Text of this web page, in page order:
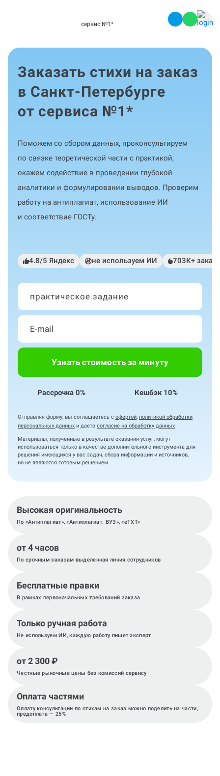
сервис №1 *
Заказать стихи на заказ
в Санкт-Петербурге
от сервиса №1*
Поможем со сбором данных, проконсультируем
по связке теоретической части с практикой,
окажем содействие в проведении глубокой
аналитики и формулировании выводов. Проверим
работу на антиплагиат, использование ИИ
и соответствие ГОСТу.
4.8/5 Яндекс не используем ИИ 703К+
практическое задание
Узнать стоимость за минуту
Рассрочка 0% Кешбэк 10%
Отправляя форму, вы соглашаетесь с офертой, политикой обработки
персональных данных и даете согласие на обработку данных
Материалы, полученные в результате оказания услуг, могут
использоваться только в качестве дополнительного инструмента для
решения имеющихся у вас задач, сбора информации и источников,
но не являются готовым решением.
Высокая оригинальность
По «Антиплагиат», «Антиплагиат. ВУЗ», «eTXT»
от 4 часов
По срочным заказам выделенная линия сотрудников
Бесплатные правки
В рамках первоначальных требований заказа
Только ручная работа
Не используем ИИ, каждую работу пишет эксперт
от 2 300 ₽
Честные рыночные цены без комиссий сервису
Оплата частями
Оплату консультации по стихам на заказ можно поделить на части,
предоплата — 25%